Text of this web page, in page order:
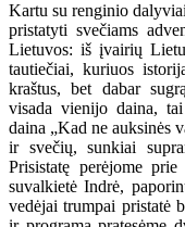
Kartu su renginio
pristatyti svečiams
Lietuvos: iš įvairių
tautiečiai, kuriuos
kraštus, bet dabar
visada vienijo daina,
daina „Kad ne auksinės
ir svečių, sunkiai
Prisistatę perėjome
suvalkietė Indrė,
vedėjai trumpai pristatė